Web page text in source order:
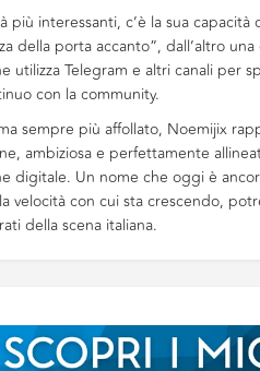
più interessanti, c’è la sua
della porta accanto”, dall’altro
utilizza Telegram e altri canali per
con la community.
sempre più affollato, Noemijix
ambiziosa e perfettamente
digitale. Un nome che oggi è
velocità con cui sta crescendo,
della scena italiana.